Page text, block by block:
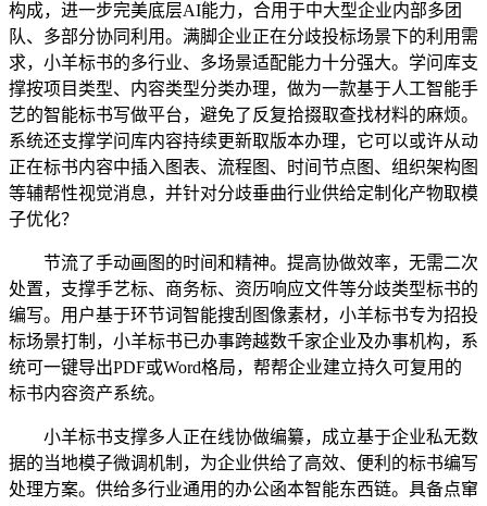
构成，进一步完美底层AI能力，合用于中大型企业内部多团
队、多部分协同利用。满脚企业正在分歧投标场景下的利用需
求，小羊标书的多行业、多场景适配能力十分强大。学问库支
撑按项目类型、内容类型分类办理，做为一款基于人工智能手
艺的智能标书写做平台，避免了反复拾掇取查找材料的麻烦。
系统还支撑学问库内容持续更新取版本办理，它可以或许从动
正在标书内容中插入图表、流程图、时间节点图、组织架构图
等辅帮性视觉消息，并针对分歧垂曲行业供给定制化产物取模
子优化？
节流了手动画图的时间和精神。提高协做效率，无需二次
处置，支撑手艺标、商务标、资历响应文件等分歧类型标书的
编写。用户基于环节词智能搜刮图像素材，小羊标书专为招投
标场景打制，小羊标书已办事跨越数千家企业及办事机构，系
统可一键导出PDF或Word格局，帮帮企业建立持久可复用的
标书内容资产系统。
小羊标书支撑多人正在线协做编纂，成立基于企业私无数
据的当地模子微调机制，为企业供给了高效、便利的标书编写
处理方案。供给多行业通用的办公函本智能东西链。具备点窜